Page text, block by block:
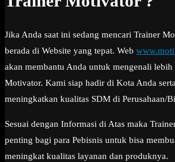
Jika Anda saat ini sedang mencari Trainer
berada di Website yang tepat. Web
akan membantu Anda untuk mengenali
Motivator. Kami siap hadir di Kota Anda
meningkatkan kualitas SDM di Perusahaan/
Sesuai dengan Informasi di Atas maka
penting bagi para Pebisnis untuk bisa
meningkat kualitas layanan dan produknya.